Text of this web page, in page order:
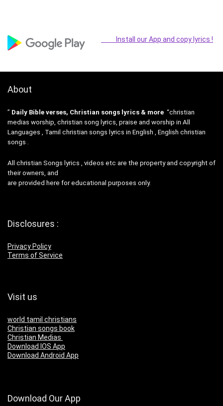
Install our App and copy lyrics !
About
” Daily Bible verses, Christian songs lyrics & more “christian
medias worship, christian song lyrics, praise and worship in All
Languages , Tamil christian songs lyrics in English , English christian
songs .
All christian Songs lyrics , videos etc are the property and copyright of
their owners, and
are provided here for educational purposes only.
Disclosures :
Privacy Policy
Terms of Service
Visit us
world tamil christians
Christian songs book
Christian Medias
Download IOS App
Download Android App
Download Our App